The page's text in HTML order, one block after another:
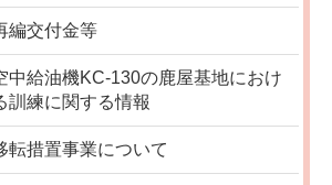
編交付金等
中給油機KC-130の鹿屋基地におけ
訓練に関する情報
転措置事業について